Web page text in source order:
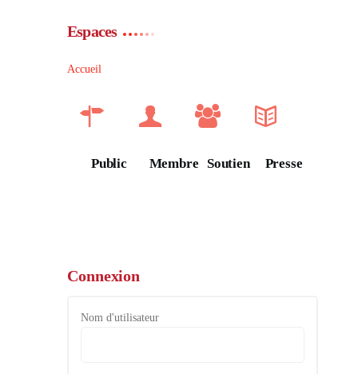
Espaces
Accueil
Public Membre Soutien Presse
Connexion
Nom d'utilisateur